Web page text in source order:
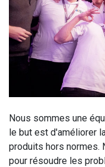
Nous sommes une
le but est d'améliorer
produits hors normes.
pour résoudre les